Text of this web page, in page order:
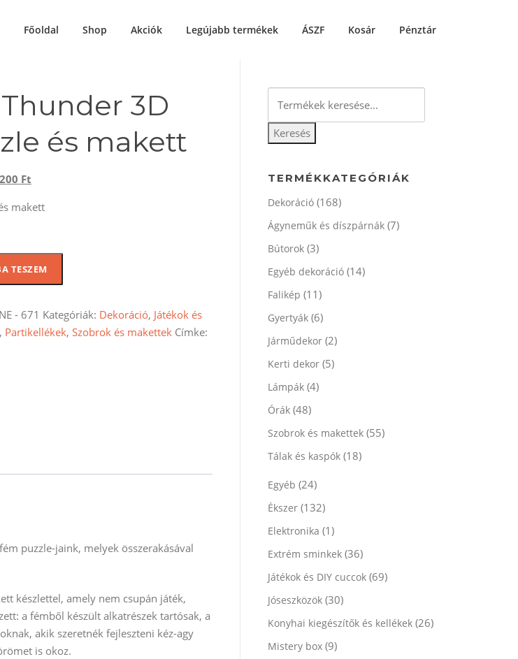
Főoldal Shop Akciók Legújabb termékek ÁSZF Kosár Pénztár
Thunder 3D
és makett
FtCurrent
is:
makett
TESZEM
NE - 671 Kategóriák: Dekoráció, Játékok és
Partikellékek, Szobrok és makettek Címke:
puzzle-jaink, melyek összerakásával
készlettel, amely nem csupán játék,
a fémből készült alkatrészek tartósak, a
akik szeretnék fejleszteni kéz-agy
is okoz.
következőre:
Keresés
TERMÉKKATEGÓRIÁK
Dekoráció (168)
Ágyneműk és díszpárnák (7)
Bútorok (3)
Egyéb dekoráció (14)
Falikép (11)
Gyertyák (6)
Járműdekor (2)
Kerti dekor (5)
Lámpák (4)
Órák (48)
Szobrok és makettek (55)
Tálak és kaspók (18)
Egyéb (24)
Ékszer (132)
Elektronika (1)
Extrém sminkek (36)
Játékok és DIY cuccok (69)
Jóseszközök (30)
Konyhai kiegészítők és kellékek (26)
Mistery box (9)